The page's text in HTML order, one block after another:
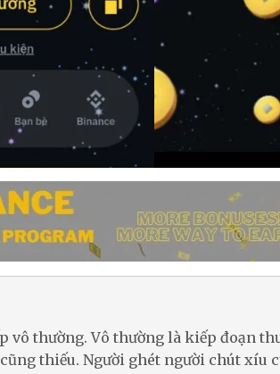
vô thường. Vô thường là kiếp đoạn
thiếu. Người ghét người chút xíu